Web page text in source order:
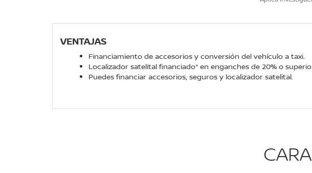
VENTAJAS
Financiamiento de accesorios y conversión del vehículo a taxi.
Localizador satelital financiado* en enganches de 20% o
Puedes financiar accesorios, seguros y localizador satelital.